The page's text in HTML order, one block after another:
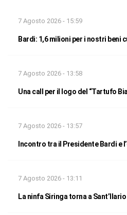
7 Agosto 2026 - 15:59
Bardi: 1,6 milioni per i nostri beni
7 Agosto 2026 - 13:58
Una call per il logo del “Tartufo
7 Agosto 2026 - 13:57
Incontro tra il Presidente Bardi e
7 Agosto 2026 - 13:11
La ninfa Siringa torna a